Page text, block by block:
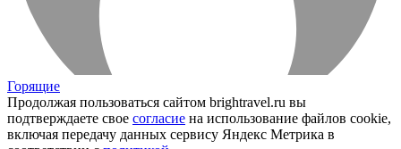
Горящие
Продолжая пользоваться сайтом brightravel.ru вы
подтверждаете свое согласие на использование файлов cookie,
включая передачу данных сервису Яндекс Метрика в